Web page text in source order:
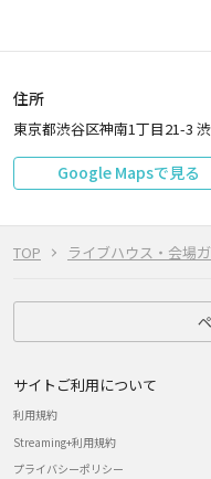
TOP ライブハウス・会場
住所
東京都渋谷区神南1丁目21-3
Google Mapsで見る
サイトご利用について
利用規約
Streaming+利用規約
プライバシーポリシー